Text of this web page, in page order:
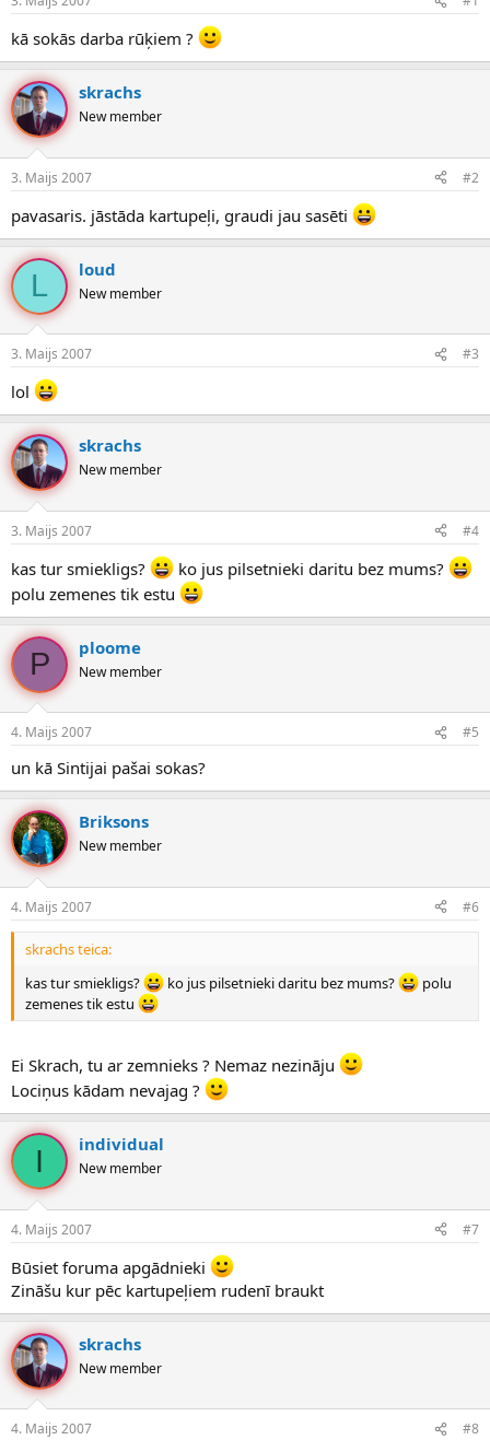
n
u
z
s
ā
ē
s
a
u
m
s
kā sokās darba rūķiem ?
skrachs
New member
3. Maijs 2007 #2
pavasaris. jāstāda kartupeļi, graudi jau sasēti
L loud
New member
3. Maijs 2007 #3
lol
skrachs
New member
3. Maijs 2007 #4
kas tur smiekligs?
ko jus pilsetnieki daritu bez mums?
polu zemenes tik estu
P ploome
New member
4. Maijs 2007 #5
un kā Sintijai pašai sokas?
Briksons
New member
4. Maijs 2007 #6
skrachs teica:
kas tur smiekligs?
ko jus pilsetnieki daritu bez mums?
polu
zemenes tik estu
Ei Skrach, tu ar zemnieks ? Nemaz nezināju
Lociņus kādam nevajag ?
I individual
New member
4. Maijs 2007 #7
Būsiet foruma apgādnieki
Zināšu kur pēc kartupeļiem rudenī braukt
skrachs
New member
4. Maijs 2007 #8